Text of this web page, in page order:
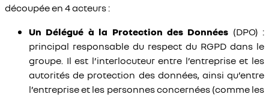
découpée en 4 acteurs :
Un Délégué à la Protection des Données (DPO) :
principal responsable du respect du RGPD dans le
groupe. Il est l’interlocuteur entre l’entreprise et les
autorités de protection des données, ainsi qu’entre
l’entreprise et les personnes concernées (comme les